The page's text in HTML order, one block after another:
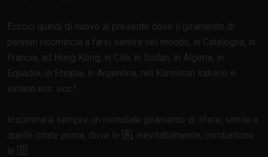
Eccoci quindi di nuovo al presente dove il giramento di
pennuti ricomincia a farsi sentire nel mondo, in Catalogna, in
Francia, ad Hong Kong, in Cile, in Sudan, in Algeria, in
Equador, in Etiopia, in Argentina, nel Kurdistan irakeno e
siriano ecc. ecc.!
Insomma è sempre un mondiale giramento di sfere, simile a
quelle citate prima, dove le 🇦, inevitabilmente, combattono
le 🇴